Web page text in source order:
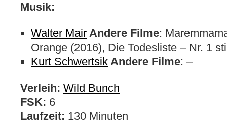
Musik:
Walter Mair Andere Filme:
Orange (2016), Die Todesliste – Nr. 1
Kurt Schwertsik Andere Filme: –
Verleih: Wild Bunch
FSK: 6
Laufzeit: 130 Minuten